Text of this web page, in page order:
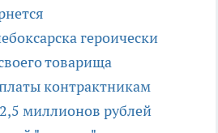
героически
товарища
контрактникам
миллионов рублей